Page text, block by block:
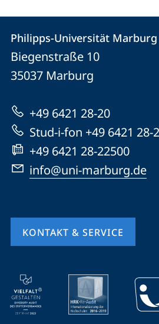
Kontakt
und
Informationen
zur
Website
Kontaktinformationen
Philipps-
Universität
Marburg
Philipps-Universität Marburg
Biegenstraße 10
35037 Marburg
+49 6421 28-20
Stud-i-fon +49 6421 28-
+49 6421 28-22500
info@uni-marburg.de
KONTAKT & SERVICE
Mobile-
Service-
Navigation